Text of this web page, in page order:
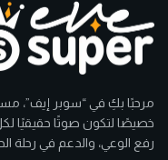
مرحبًا بكِ في “سوبر إيف”،
خصيصًا لتكون صوتًا حقيقيًا
رفع الوعي، والدعم في رحلة